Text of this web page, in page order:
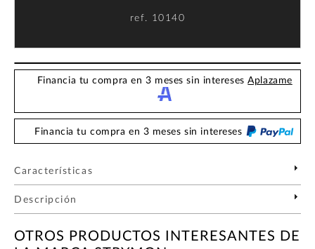
ref. 10140
Financia tu compra en 3 meses sin interesesAplazame
Financia tu compra en 3 meses sin intereses
Características
Descripción
OTROS PRODUCTOS INTERESANTES DE